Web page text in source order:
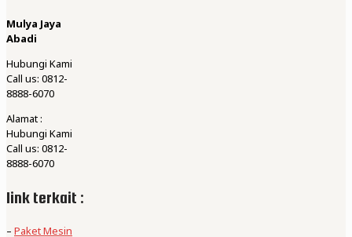
Mulya Jaya
Abadi
Hubungi Kami
Call us: 0812-
8888-6070
Alamat :
Hubungi Kami
Call us: 0812-
8888-6070
link terkait :
– Paket Mesin